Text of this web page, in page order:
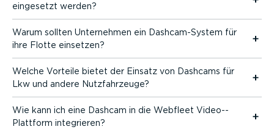
eingesetzt werden?
Warum sollten Unternehmen ein Dashcam-­System für
ihre Flotte einsetzen?
Welche Vorteile bietet der Einsatz von Dashcams für
Lkw und andere Nutzfahr­zeuge?
Wie kann ich eine Dashcam in die Webfleet Video-­
Plattform integrieren?